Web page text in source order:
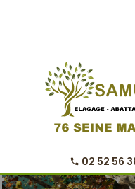
02 52 56